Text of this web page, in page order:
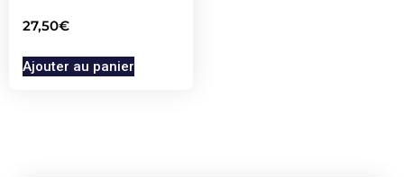
27,50€
Ajouter au panier